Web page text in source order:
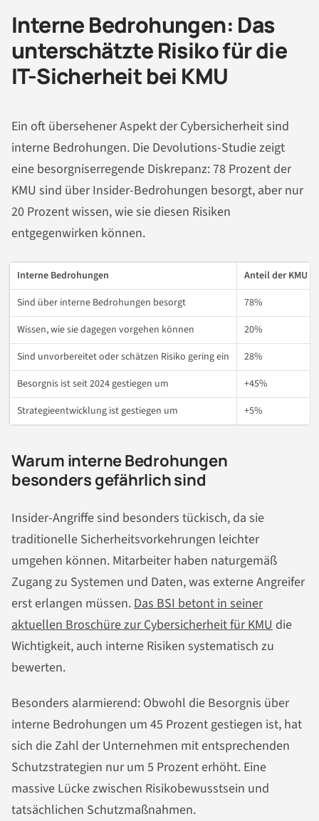
Interne Bedrohungen: Das
unterschätzte Risiko für die
IT-Sicherheit bei KMU
Ein oft übersehener Aspekt der Cybersicherheit sind
interne Bedrohungen. Die Devolutions-Studie zeigt
eine besorgniserregende Diskrepanz: 78 Prozent der
KMU sind über Insider-Bedrohungen besorgt, aber nur
20 Prozent wissen, wie sie diesen Risiken
entgegenwirken können.
Interne Bedrohungen
Anteil der KMU
Sind über interne Bedrohungen besorgt
78%
Wissen, wie sie dagegen vorgehen können
20%
Sind unvorbereitet oder schätzen Risiko gering ein
28%
Besorgnis ist seit 2024 gestiegen um
+45%
Strategieentwicklung ist gestiegen um
+5%
Warum interne Bedrohungen
besonders gefährlich sind
Insider-Angriffe sind besonders tückisch, da sie
traditionelle Sicherheitsvorkehrungen leichter
umgehen können. Mitarbeiter haben naturgemäß
Zugang zu Systemen und Daten, was externe Angreifer
erst erlangen müssen.Das BSI betont in seiner
aktuellen Broschüre zur Cybersicherheit für KMU die
Wichtigkeit, auch interne Risiken systematisch zu
bewerten.
Besonders alarmierend: Obwohl die Besorgnis über
interne Bedrohungen um 45 Prozent gestiegen ist, hat
sich die Zahl der Unternehmen mit entsprechenden
Schutzstrategien nur um 5 Prozent erhöht. Eine
massive Lücke zwischen Risikobewusstsein und
tatsächlichen Schutzmaßnahmen.